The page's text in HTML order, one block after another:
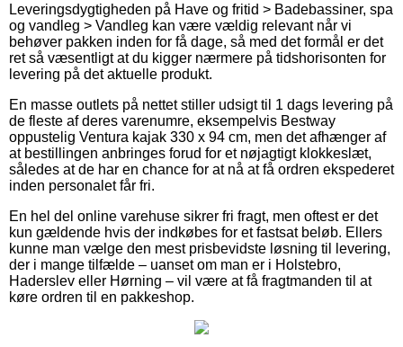
Leveringsdygtigheden på Have og fritid > Badebassiner, spa
og vandleg > Vandleg kan være vældig relevant når vi
behøver pakken inden for få dage, så med det formål er det
ret så væsentligt at du kigger nærmere på tidshorisonten for
levering på det aktuelle produkt.
En masse outlets på nettet stiller udsigt til 1 dags levering på
de fleste af deres varenumre, eksempelvis Bestway
oppustelig Ventura kajak 330 x 94 cm, men det afhænger af
at bestillingen anbringes forud for et nøjagtigt klokkeslæt,
således at de har en chance for at nå at få ordren ekspederet
inden personalet får fri.
En hel del online varehuse sikrer fri fragt, men oftest er det
kun gældende hvis der indkøbes for et fastsat beløb. Ellers
kunne man vælge den mest prisbevidste løsning til levering,
der i mange tilfælde – uanset om man er i Holstebro,
Haderslev eller Hørning – vil være at få fragtmanden til at
køre ordren til en pakkeshop.